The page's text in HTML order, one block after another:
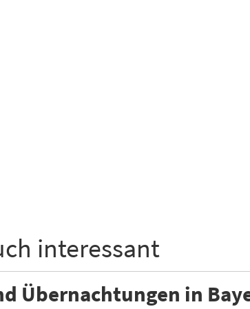
interessant
Übernachtungen in